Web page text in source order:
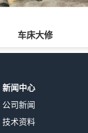
车床大修
新闻中心
公司新闻
技术资料